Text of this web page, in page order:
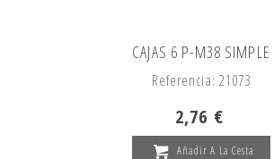
CAJAS 6 P-M38 SIMPLE
Referencia: 21073
2,76 €
Añadir A La Cesta